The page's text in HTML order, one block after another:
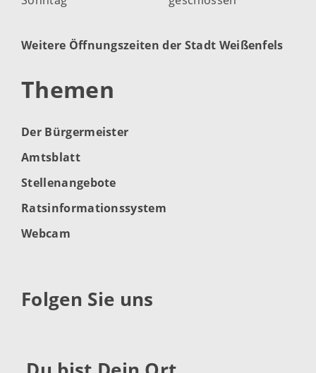
Weitere Öffnungszeiten der Stadt Weißenfels
Themen
Der Bürgermeister
Amtsblatt
Stellenangebote
Ratsinformationssystem
Webcam
Folgen Sie uns